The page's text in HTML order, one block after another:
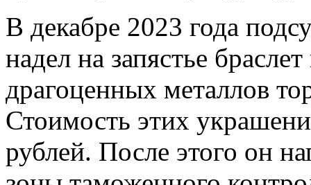
В декабре 2023 года
надел на запястье
драгоценных металлов
Стоимость этих
рублей. После этого он